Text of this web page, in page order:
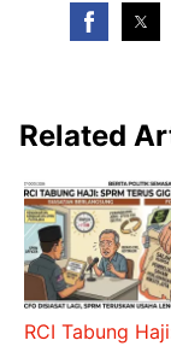
Related
RCI Tabung